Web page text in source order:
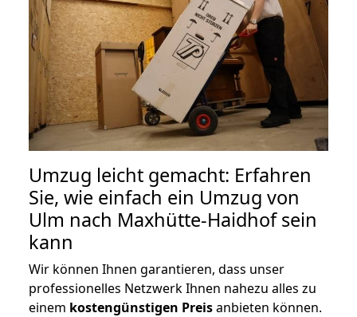
Umzug leicht gemacht: Erfahren
Sie, wie einfach ein Umzug von
Ulm nach Maxhütte-Haidhof sein
kann
Wir können Ihnen garantieren, dass unser
professionelles Netzwerk Ihnen nahezu alles zu
einem kostengünstigen Preisanbieten können.